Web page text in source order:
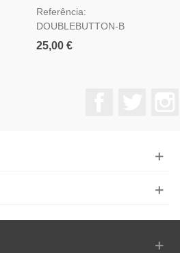
Referência:
DOUBLEBUTTON-B
25,00 €